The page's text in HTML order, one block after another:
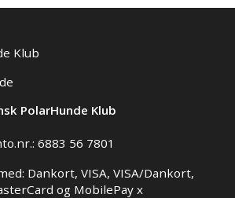
Klub
PolarHunde Klub
6883 56 7801
Dankort, VISA, VISA/Dankort,
og MobilePay x